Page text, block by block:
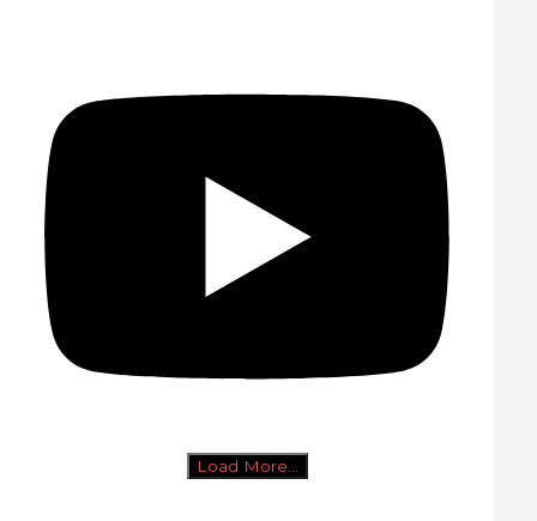
Load More...